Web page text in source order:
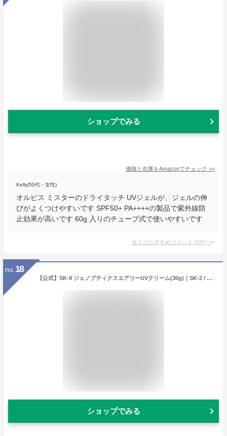
ショップでみる
価格と在庫をAmazonでチェック >>
Kelly(50代・女性)
オルビス ミスターのドライタッチ UVジェルが、ジェルの伸
びがよくつけやすいです SPF50+ PA++++の製品で紫外線防
止効果が高いです 60g 入りのチューブ式で使いやすいです
全てのおすすめコメント (5件) >
no. 18
【公式】SK-II ジェノプティクスエアリーUVクリーム(30g)｜SK-2 / SK-II（エスケーツー） 正規品 送料無料 SK2 SKII UVケア スキンケア トーンアップ 下地 誕生日 女性 化粧品 コスメ 妻 誕生日 化粧下地 ベース uv ケア 紫外線対策
ショップでみる